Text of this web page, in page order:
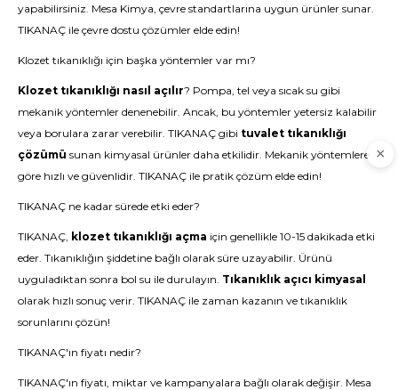
yapabilirsiniz. Mesa Kimya, çevre standartlarına uygun ürünler sunar.
TIKANAÇ ile çevre dostu çözümler elde edin!
Klozet tıkanıklığı için başka yöntemler var mı?
Klozet tıkanıklığı nasıl açılır? Pompa, tel veya sıcak su gibi
mekanik yöntemler denenebilir. Ancak, bu yöntemler yetersiz kalabilir
veya borulara zarar verebilir. TIKANAÇ gibi tuvalet tıkanıklığı
çözümü sunan kimyasal ürünler daha etkilidir. Mekanik yöntemlere
göre hızlı ve güvenlidir. TIKANAÇ ile pratik çözüm elde edin!
TIKANAÇ ne kadar sürede etki eder?
TIKANAÇ, klozet tıkanıklığı açma için genellikle 10-15 dakikada etki
eder. Tıkanıklığın şiddetine bağlı olarak süre uzayabilir. Ürünü
uyguladıktan sonra bol su ile durulayın. Tıkanıklık açıcı kimyasal
olarak hızlı sonuç verir. TIKANAÇ ile zaman kazanın ve tıkanıklık
sorunlarını çözün!
TIKANAÇ'ın fiyatı nedir?
TIKANAÇ'ın fiyatı, miktar ve kampanyalara bağlı olarak değişir. Mesa